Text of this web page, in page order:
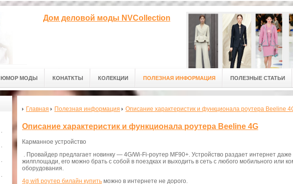
Дом деловой моды NVCollection
ЮМОР МОДЫ КОНАТКТЫ КОЛЕКЦИИ ПОЛЕЗНАЯ ИНФОРМАЦИЯ ПОЛЕЗНЫЕ СТАТЬИ
Главная Полезная информация Описание характеристик и функционала роутера Beeline
Описание характеристик и функционала роутера Beeline 4G
Карманное устройство
. Провайдер предлагает новинку — 4G/Wi-Fi-роутер MF90+. Устройство раздает интернет
жилплощади, его можно брать с собой в поездках и выходить в сеть с любого мобильного или
оборудования.
4g wifi роутер билайн купить можно в интернете не дорого.